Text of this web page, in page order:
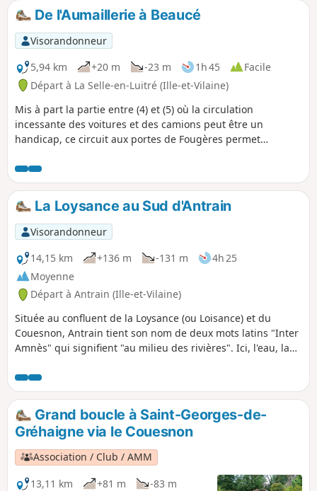
De l'Aumaillerie à Beaucé
Visorandonneur
5,94 km
+20 m -23 m 1h 45
Facile
Départ à La Selle-en-Luitré (Ille-et-Vilaine)
Mis à part la partie entre (4) et (5) où la circulation
incessante des voitures et des camions peut être un
handicap, ce circuit aux portes de Fougères permet
cacher dans des chemin creux et de profiter d'un étang
aménagé.
La Loysance au Sud d'Antrain
Visorandonneur
14,15 km
+136 m -131 m
4h 25
Moyenne
Départ à Antrain (Ille-et-Vilaine)
Située au confluent de la Loysance (ou Loisance) et du
Couesnon, Antrain tient son nom de deux mots latins "Inter
Amnès" qui signifient "au milieu des rivières". Ici, l'eau, la
offrir une balade des plus agréables. La Loysance
s'impatiente déjà de vous entraîner dans ses facéties
tourbillonnantes…
Grand boucle à Saint-Georges-de-
Gréhaigne via le Couesnon
Association / Club / AMM
13,11 km
+81 m
-83 m